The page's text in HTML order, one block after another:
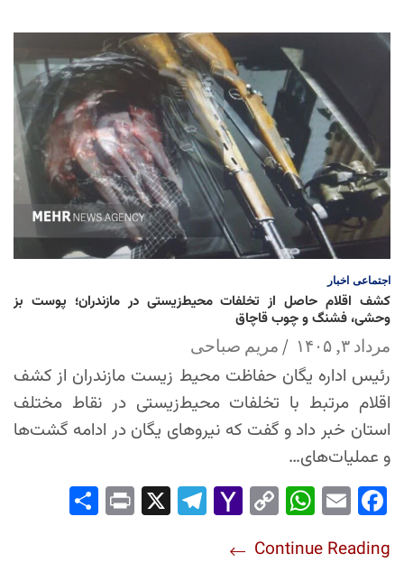
اجتماعی اخبار
کشف اقلام حاصل از تخلفات محیط‌زیستی در مازندران؛ پوست بز
وحشی، فشنگ و چوب قاچاق
مرداد ۳, ۱۴۰۵ مریم صباحی
رئیس اداره یگان حفاظت محیط زیست مازندران از کشف
اقلام مرتبط با تخلفات محیط‌زیستی در نقاط مختلف
استان خبر داد و گفت که نیروهای یگان در ادامه گشت‌ها
و عملیات‌های…
Fac
ok
Em
Wh
Ap
Co
Lin
Yah
Tel
Pri
Continue Reading